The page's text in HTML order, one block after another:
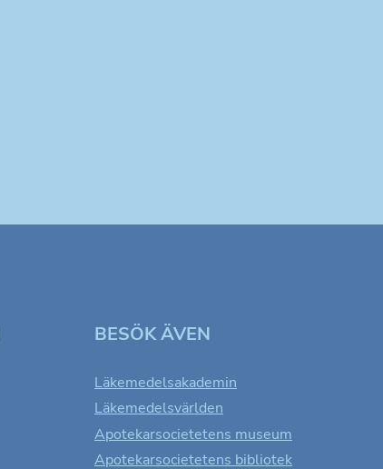
BESÖK ÄVEN
Läkemedelsakademin
Läkemedelsvärlden
Apotekarsocietetens museum
Apotekarsocietetens bibliotek